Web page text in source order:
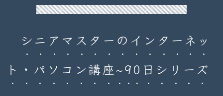
90日チャレンジ！シニアのためのパソコン・インターネット入門
シニアマスターのインターネッ
ト・パソコン講座~90日シリーズ